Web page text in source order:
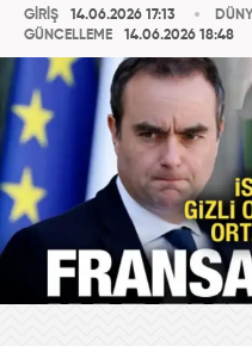
GİRİŞ
14.06.2026 17:13
GÜNCELLEME
14.06.2026 18:48